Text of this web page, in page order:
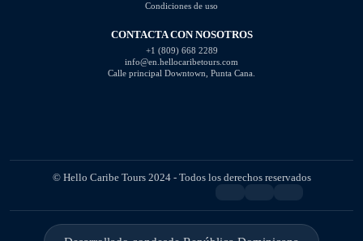
Condiciones de uso
CONTACTA CON NOSOTROS
+1 (809) 668 2289
info@en.hellocaribetours.com
Calle principal Downtown, Punta Cana.
© Hello Caribe Tours 2024 - Todos los derechos reservados